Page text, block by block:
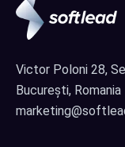
Victor Poloni 28,
București, Romania